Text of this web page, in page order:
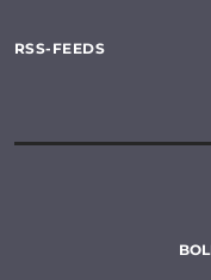
RSS-FEEDS